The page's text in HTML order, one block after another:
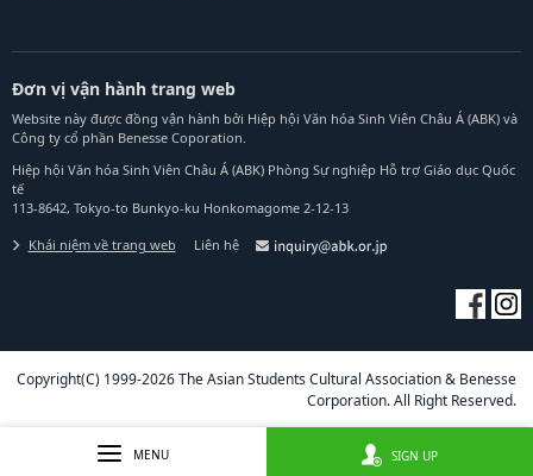
Đơn vị vận hành trang web
Website này được đồng vận hành bởi Hiệp hội Văn hóa Sinh Viên Châu Á (ABK) và
Công ty cổ phần Benesse Coporation.
Hiệp hội Văn hóa Sinh Viên Châu Á (ABK) Phòng Sự nghiệp Hỗ trợ Giáo dục Quốc
tế
113-8642, Tokyo-to Bunkyo-ku Honkomagome 2-12-13
Khái niệm về trang web Liên hệ
Copyright(C) 1999-2026 The Asian Students Cultural Association & Benesse
Corporation. All Right Reserved.
MENU SIGN UP